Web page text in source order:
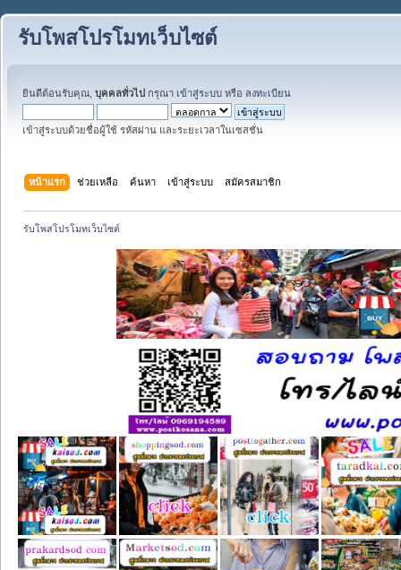
รับโพสโปรโมทเว็บไซต์
ยินดีต้อนรับคุณ, บุคคลทั่วไป กรุณา เข้าสู่ระบบ หรือ ลงทะเบียน
เข้าสู่ระบบด้วยชื่อผู้ใช้ รหัสผ่าน และระยะเวลาในเซสชั่น
หน้าแรก ช่วยเหลือ ค้นหา เข้าสู่ระบบ สมัครสมาชิก
รับโพสโปรโมทเว็บไซต์